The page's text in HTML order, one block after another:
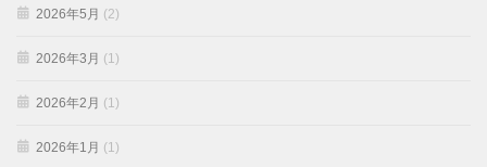
2026年5月 (2)
2026年3月 (1)
2026年2月 (1)
2026年1月 (1)